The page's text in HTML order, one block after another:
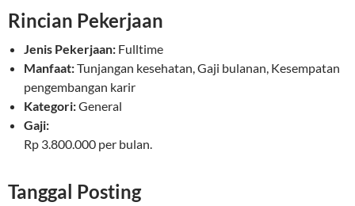
Rincian Pekerjaan
Jenis Pekerjaan: Fulltime
Manfaat:Tunjangan kesehatan, Gaji bulanan, Kesempatan
pengembangan karir
Kategori:General
Gaji:
Rp 3.800.000 per bulan.
Tanggal Posting